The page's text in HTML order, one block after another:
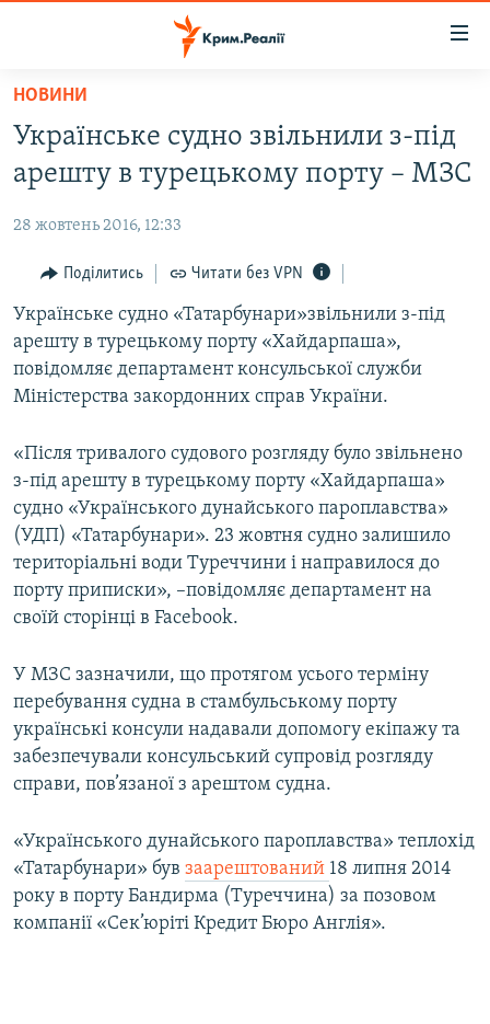
Перейти
основного
матеріалу
Перейти
до
навігації
Перейти
до
пошуку
ВОДА.КРИМ
ВІДЕО ТА ФОТО
ПОЛІТИКА
БЛОГИ
ПОГЛЯД
ІНТЕРВ'Ю
ВСЕ ЗА ДЕНЬ
ДЕПОРТАЦІЯ
ВІДЕОУРОКИ «ELIFBE»
СВІДЧЕННЯ ОКУПАЦІЇ
УКРАЇНСЬКА ПРОБЛЕМА КРИМУ
ІНФОГРАФІКА
ЯК ОБІЙТИ БЛОКУВАННЯ
Русский
Qırımtatar
ДОЛУЧАЙСЯ!
Усі сайти RFE/RL
НОВИНИ
Українське судно звільнили з-під
арешту в турецькому порту – МЗС
28 жовтень 2016, 12:33
Поділитись Читати без VPN
Українське судно «Татарбунари»звільнили з-під
арешту в турецькому порту «Хайдарпаша»,
повідомляє департамент консульської служби
Міністерства закордонних справ України.
«Після тривалого судового розгляду було звільнено
з-під арешту в турецькому порту «Хайдарпаша»
судно «Українського дунайського пароплавства»
(УДП) «Татарбунари». 23 жовтня судно залишило
територіальні води Туреччини і направилося до
порту приписки», –повідомляє департамент на
своїй сторінці в Facebook.
У МЗС зазначили, що протягом усього терміну
перебування судна в стамбульському порту
українські консули надавали допомогу екіпажу та
забезпечували консульський супровід розгляду
справи, пов’язаної з арештом судна.
«Українського дунайського пароплавства» теплохід
«Татарбунари» був заарештований 18 липня 2014
року в порту Бандирма (Туреччина) за позовом
компанії «Сек’юріті Кредит Бюро Англія».